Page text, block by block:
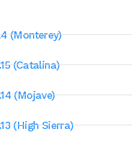
(Monterey)
(Catalina)
(Mojave)
(High Sierra)